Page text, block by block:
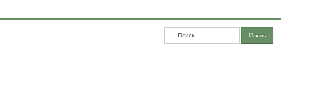
Искать